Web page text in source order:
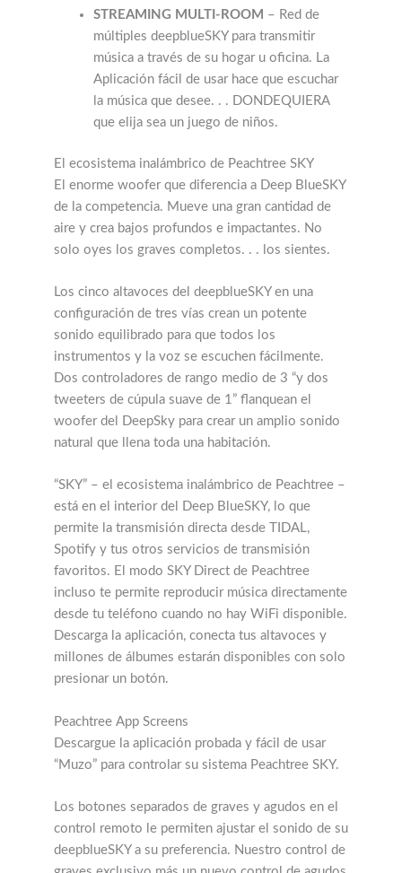
música a través de su hogar u oficina. La
Aplicación fácil de usar hace que escuchar
la música que desee. . . DONDEQUIERA
que elija sea un juego de niños.
El ecosistema inalámbrico de Peachtree SKY
de la competencia. Mueve una gran cantidad de
aire y crea bajos profundos e impactantes. No
solo oyes los graves completos. . . los sientes.
Los cinco altavoces del deepblueSKY en una
sonido equilibrado para que todos los
instrumentos y la voz se escuchen fácilmente.
Dos controladores de rango medio de 3 “y dos
tweeters de cúpula suave de 1” flanquean el
woofer del DeepSky para crear un amplio sonido
natural que llena toda una habitación.
“SKY” – el ecosistema inalámbrico de Peachtree –
permite la transmisión directa desde TIDAL,
Spotify y tus otros servicios de transmisión
favoritos. El modo SKY Direct de Peachtree
incluso te permite reproducir música directamente
desde tu teléfono cuando no hay WiFi disponible.
Descarga la aplicación, conecta tus altavoces y
millones de álbumes estarán disponibles con solo
presionar un botón.
Peachtree App Screens
“Muzo” para controlar su sistema Peachtree SKY.
Los botones separados de graves y agudos en el
deepblueSKY a su preferencia. Nuestro control de
graves exclusivo más un nuevo control de agudos
permiten un ajuste fino para una amplia variedad
de grabaciones. Presione “plano” para comparar